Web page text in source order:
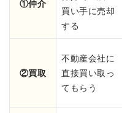
①仲介
買い手に売却
する
②買取
不動産会社に
直接買い取っ
てもらう